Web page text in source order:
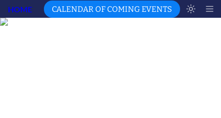
HOME CALENDAR OF COMING EVENTS